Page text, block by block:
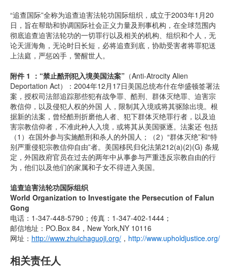
“追查国际”全称为追查迫害法轮功国际组织，成立于2003年1月20
日，旨在帮助和协调国际社会正义力量及刑事机构，在全球范围内
彻底追查迫害法轮功的一切罪行以及相关的机构、组织和个人，无
论天涯海角，无论时日长短，必将追查到底，协助受害者将罪犯送
上法庭，严惩凶手，警醒世人。
附件 1 ：“禁止酷刑犯入境美国法案” （Anti-Atrocity Alien
Deportation Act）：2004年12月17日美国总统布什在华盛顿签署法
案，授权司法部追踪那些犯有战争罪、酷刑、群体灭绝罪、迫害宗
教信仰，以及侵犯人权的外国 人，限制其入境或将其驱除出境。根
据新的法案，曾经酷刑折磨他人者、犯下群体灭绝罪行者，以及迫
害宗教信仰者，不准此种人入境，或将其从美国驱逐。法案还 包括
（1）在国外参与实施酷刑和杀人的外国人；（2）“群体灭绝”和“特
别严重侵犯宗教信仰自由”者。美国移民归化法第212(a)(2)(G) 条规
定，外国政府官员在过去的两年中从事参与严重违反宗教自由的行
为，他们以及他们的家属和子女不得进入美国。
追查迫害法轮功国际组织
World Organization to Investigate the Persecution of Falun
Gong
电话：1-347-448-5790；传真：1-347-402-1444；
邮信地址：PO.Box 84，New York,NY 10116
网址： http://www.zhuichaguoji.org/ ， http://www.upholdjustice.org/
相关责任人